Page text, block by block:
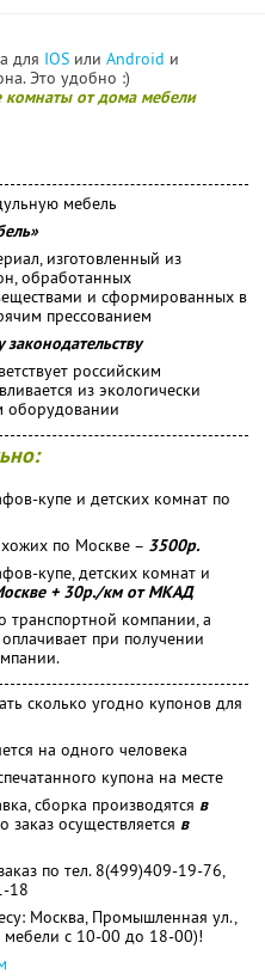
для IOS или Android и
Это удобно :)
от дома мебели
мебель
изготовленный из
обработанных
и сформированных в
прессованием
законодательству
российским
из экологически
оборудовании
купе и детских комнат по
по Москве – 3500р.
купе, детских комнат и
+ 30р./км от МКАД
транспортной компании, а
при получении
сколько угодно купонов для
на одного человека
купона на месте
сборка производятся в
заказ осуществляется в
по тел. 8(499)409-19-76,
18
Москва, Промышленная ул.,
с 10-00 до 18-00)!